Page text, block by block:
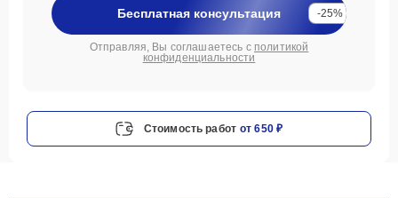
Бесплатная консультация -25%
Отправляя, Вы соглашаетесь с политикой
конфиденциальности
Стоимость работ от 650 ₽